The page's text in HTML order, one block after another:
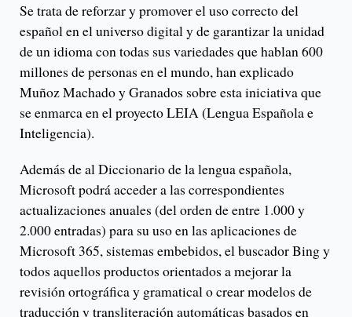
Se trata de reforzar y promover el uso correcto del
español en el universo digital y de garantizar la unidad
de un idioma con todas sus variedades que hablan 600
millones de personas en el mundo, han explicado
Muñoz Machado y Granados sobre esta iniciativa que
se enmarca en el proyecto LEIA (Lengua Española e
Inteligencia).
Además de al Diccionario de la lengua española,
Microsoft podrá acceder a las correspondientes
actualizaciones anuales (del orden de entre 1.000 y
2.000 entradas) para su uso en las aplicaciones de
Microsoft 365, sistemas embebidos, el buscador Bing y
todos aquellos productos orientados a mejorar la
revisión ortográfica y gramatical o crear modelos de
traducción y transliteración automáticas basados en